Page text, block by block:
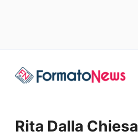
Rita Dalla Chiesa